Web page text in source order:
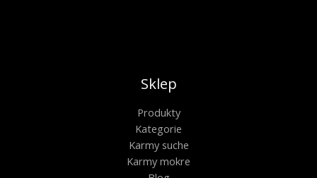
Sklep
Produkty
Kategorie
Karmy suche
Karmy mokre